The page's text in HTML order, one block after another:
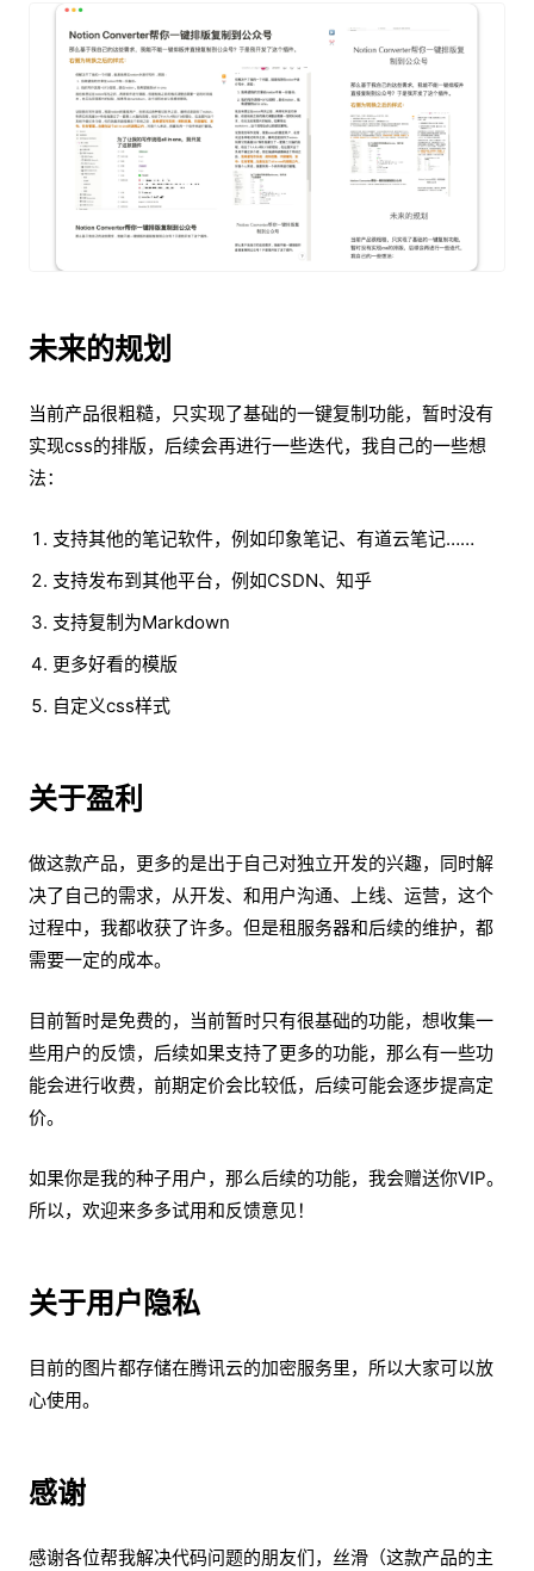
未来的规划
当前产品很粗糙，只实现了基础的一键复制功能，暂时没有
实现css的排版，后续会再进行一些迭代，我自己的一些想
法：
支持其他的笔记软件，例如印象笔记、有道云笔记……
支持发布到其他平台，例如CSDN、知乎
支持复制为Markdown
更多好看的模版
自定义css样式
关于盈利
做这款产品，更多的是出于自己对独立开发的兴趣，同时解
决了自己的需求，从开发、和用户沟通、上线、运营，这个
过程中，我都收获了许多。但是租服务器和后续的维护，都
需要一定的成本。
目前暂时是免费的，当前暂时只有很基础的功能，想收集一
些用户的反馈，后续如果支持了更多的功能，那么有一些功
能会进行收费，前期定价会比较低，后续可能会逐步提高定
价。
如果你是我的种子用户，那么后续的功能，我会赠送你VIP。
所以，欢迎来多多试用和反馈意见！
关于用户隐私
目前的图片都存储在腾讯云的加密服务里，所以大家可以放
心使用。
感谢
感谢各位帮我解决代码问题的朋友们，丝滑（这款产品的主